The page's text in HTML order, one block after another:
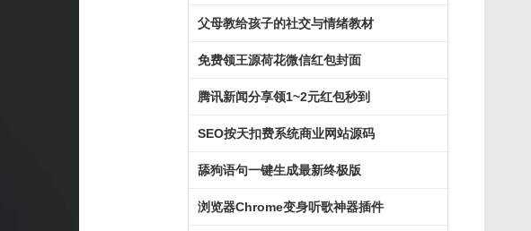
父母教给孩子的社交与情绪教材
免费领王源荷花微信红包封面
腾讯新闻分享领1~2元红包秒到
SEO按天扣费系统商业网站源码
舔狗语句一键生成最新终极版
浏览器Chrome变身听歌神器插件